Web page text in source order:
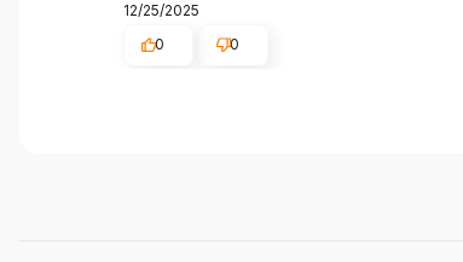
12/25/2025
0
0